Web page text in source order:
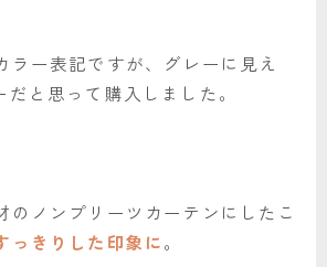
ラー表記ですが、グレーに見え
と思って購入しました。
のノンプリーツカーテンにしたこ
っきりした印象に。